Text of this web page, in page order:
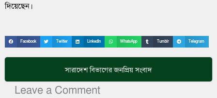
দিয়েছেন।
Facebook Twitter LinkedIn WhatsApp Tumblr Telegram
সারাদেশবিভাগের জনপ্রিয় সংবাদ
Leave a Comment